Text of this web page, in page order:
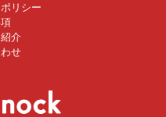
リシー
介
せ